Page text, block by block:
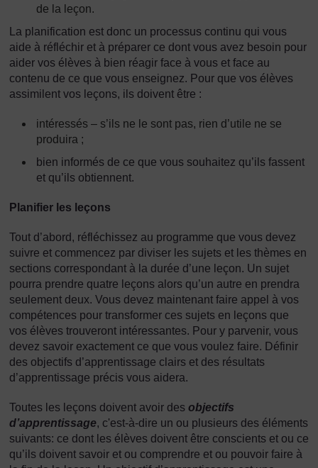
de la leçon.
La planification est donc un processus continu qui vous
aide à réfléchir et à préparer ce dont vous avez besoin pour
aider vos élèves à bien réagir face à vous et face au
contenu de ce que vous enseignez. Pour que vos élèves
assimilent vos leçons, ils doivent être :
intéressés – s’ils ne le sont pas, rien d’utile ne se
produira ;
bien informés de ce que vous souhaitez qu’ils fassent
et qu’ils obtiennent.
Planifier les leçons
Tout d’abord, réfléchissez au programme que vous devez
suivre et commencez par diviser les sujets et les thèmes en
sections correspondant à la durée d’une leçon. Un sujet
pourra prendre quatre leçons alors qu’un autre en prendra
seulement deux. Vous devez maintenant faire appel à vos
compétences pour transformer ces sujets en leçons que
vos élèves trouveront intéressantes. Pour y parvenir, vous
devez savoir exactement ce que vous voulez faire. Définir
des objectifs d’apprentissage clairs et des résultats
d’apprentissage précis vous aidera.
Toutes les leçons doivent avoir des objectifs
d’apprentissage, c'est-à-dire un ou plusieurs des éléments
suivants: ce dont les élèves doivent être conscients et ou ce
qu’ils doivent savoir et ou comprendre et ou pouvoir faire à